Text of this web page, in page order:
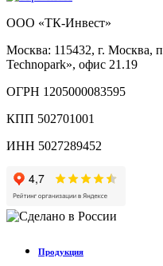
ООО «ТК-Инвест»
Москва: 115432, г. Москва,
Technopark», офис 21.19
ОГРН 1205000083595
КПП 502701001
ИНН 5027289452
Продукция